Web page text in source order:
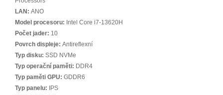
LAN: ANO
Model procesoru: Intel Core i7-13620H
Počet jader: 10
Povrch displeje: Antireflexní
Typ disku: SSD NVMe
Typ operační paměti: DDR4
Typ paměti GPU: GDDR6
Typ panelu:
IPS